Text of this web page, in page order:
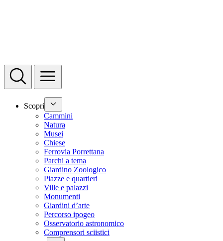
Scopri
Cammini
Natura
Musei
Chiese
Ferrovia Porrettana
Parchi a tema
Giardino Zoologico
Piazze e quartieri
Ville e palazzi
Monumenti
Giardini d’arte
Percorso ipogeo
Osservatorio astronomico
Comprensori sciistici